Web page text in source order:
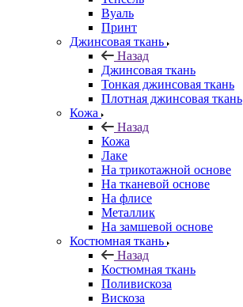
Вуаль
Принт
Джинсовая ткань
Назад
Джинсовая ткань
Тонкая джинсовая ткань
Плотная джинсовая ткань
Кожа
Назад
Кожа
Лаке
На трикотажной основе
На тканевой основе
На флисе
Металлик
На замшевой основе
Костюмная ткань
Назад
Костюмная ткань
Поливискоза
Вискоза